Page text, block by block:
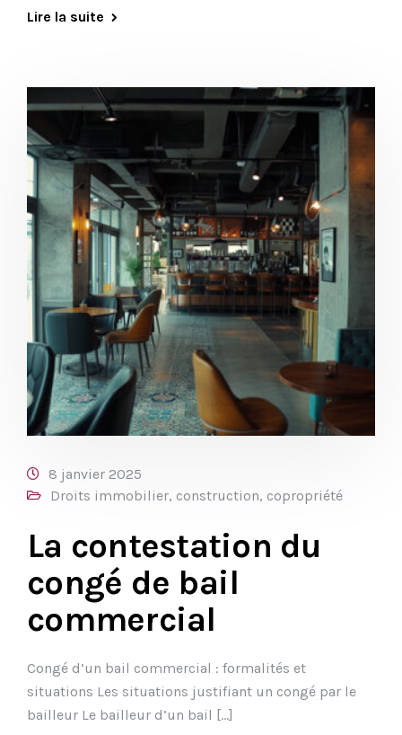
Lire la suite
8 janvier 2025
Droits immobilier, construction, copropriété
La contestation du
congé de bail
commercial
Congé d’un bail commercial : formalités et
situations Les situations justifiant un congé par le
bailleur Le bailleur d’un bail […]